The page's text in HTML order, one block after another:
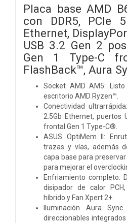
Placa base AMD
con DDR5, PCIe
Ethernet,
USB 3.2 Gen 2
Gen 1 Type-C
FlashBack™, Aura
Socket AMD AM5:
escritorio AMD Ryzen™.
Conectividad
2.5Gb Ethernet, puertos
frontal Gen 1 Type-C®.
ASUS OptiMem II:
trazas y vías, además
capa base para
para mejorar el
Enfriamiento completo:
disipador de calor
híbrido y Fan Xpert 2+.
Iluminación Aura
direccionables